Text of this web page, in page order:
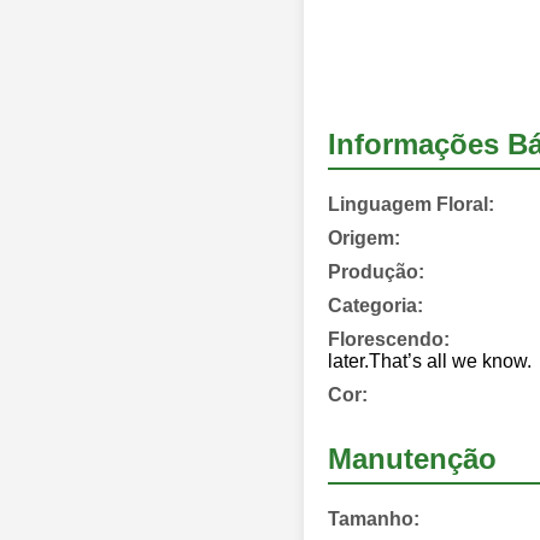
Informações
Linguagem Floral:
Origem:
Produção:
Categoria:
Florescendo:
later.That’s all we know.
Cor:
Manutenção
Tamanho: